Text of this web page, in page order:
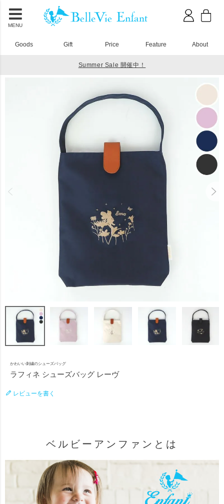
MENU
Goods Gift Price Feature About
Summer Sale 開催中！
ラフィネ シューズバッグ レーヴ
かわいい刺繍のシューズバッグ
ラフィネ シューズバッグ レーヴ
レビューを書く
ベルビーアンファンとは